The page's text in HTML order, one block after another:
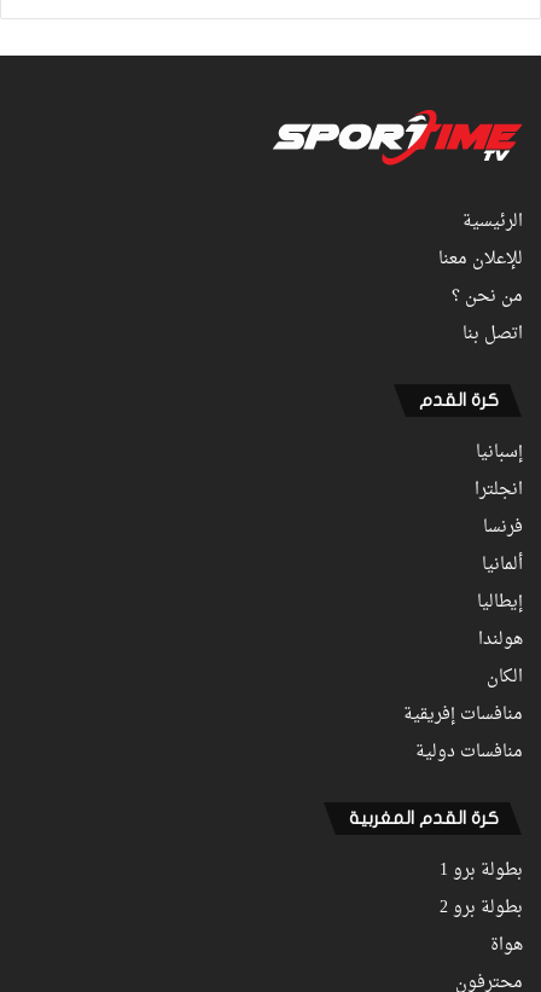
الرئيسية
للإعلان معنا
من نحن ؟
اتصل بنا
كرة القدم
إسبانيا
انجلترا
فرنسا
ألمانيا
إيطاليا
هولندا
الكان
منافسات إفريقية
منافسات دولية
كرة القدم المغربية
بطولة برو 1
بطولة برو 2
هواة
محترفون